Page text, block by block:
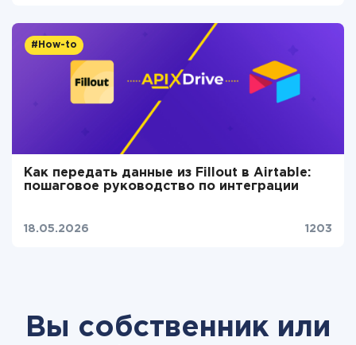
#How-to
Как передать данные из Fillout в Airtable:
пошаговое руководство по интеграции
18.05.2026 1203
Вы собственник или